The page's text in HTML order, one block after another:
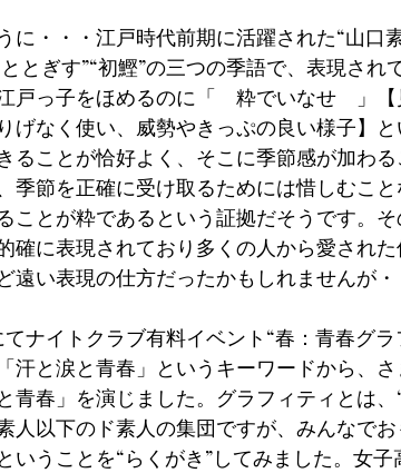
に・・・江戸時代前期に活躍された“山口
とぎす”“初鰹”の三つの季語で、表現され
戸っ子をほめるのに「　粋でいなせ　」【
げなく使い、威勢やきっぷの良い様子】と
ることが恰好よく、そこに季節感が加わ
季節を正確に受け取るためには惜しむこ
ことが粋であるという証拠だそうです。
確に表現されており多くの人から愛された
遠い表現の仕方だったかもしれませんが・
ナイトクラブ有料イベント“春：青春グ
汗と涙と青春」というキーワードから、
青春」を演じました。グラフィティとは
人以下のド素人の集団ですが、みんなで
いうことを“らくがき”してみました。女